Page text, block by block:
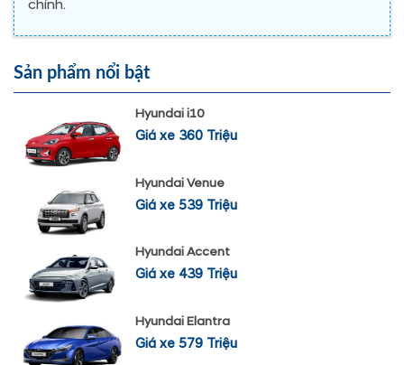
chính.
Sản phẩm nổi bật
Hyundai i10
Giá xe 360 Triệu
Hyundai Venue
Giá xe 539 Triệu
Hyundai Accent
Giá xe 439 Triệu
Hyundai Elantra
Giá xe 579 Triệu